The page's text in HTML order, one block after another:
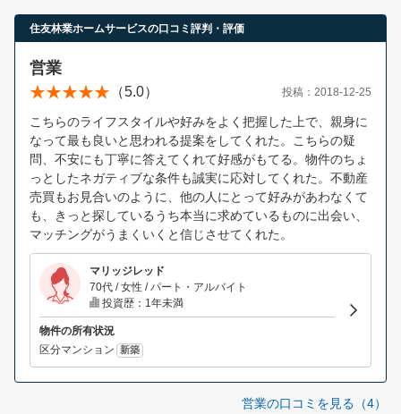
住友林業ホームサービスの口コミ評判・評価
営業
（5.0） 投稿：2018-12-25
こちらのライフスタイルや好みをよく把握した上で、親身に
なって最も良いと思われる提案をしてくれた。こちらの疑
問、不安にも丁寧に答えてくれて好感がもてる。物件のちょ
っとしたネガティブな条件も誠実に応対してくれた。不動産
売買もお見合いのように、他の人にとって好みがあわなくて
も、きっと探しているうち本当に求めているものに出会い、
マッチングがうまくいくと信じさせてくれた。
マリッジレッド
70代 / 女性 / パート・アルバイト
投資歴：1年未満
物件の所有状況
区分マンション 新築
営業の口コミを見る（4）